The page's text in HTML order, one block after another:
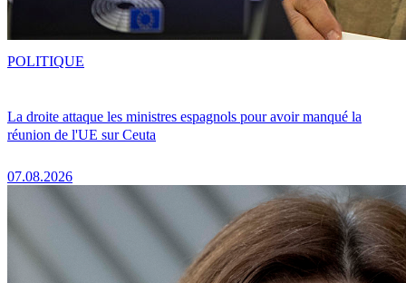
La droite attaque les ministres espagnols pour avoir manqué la
réunion de l'UE sur Ceuta
07.08.2026
POLITIQUE